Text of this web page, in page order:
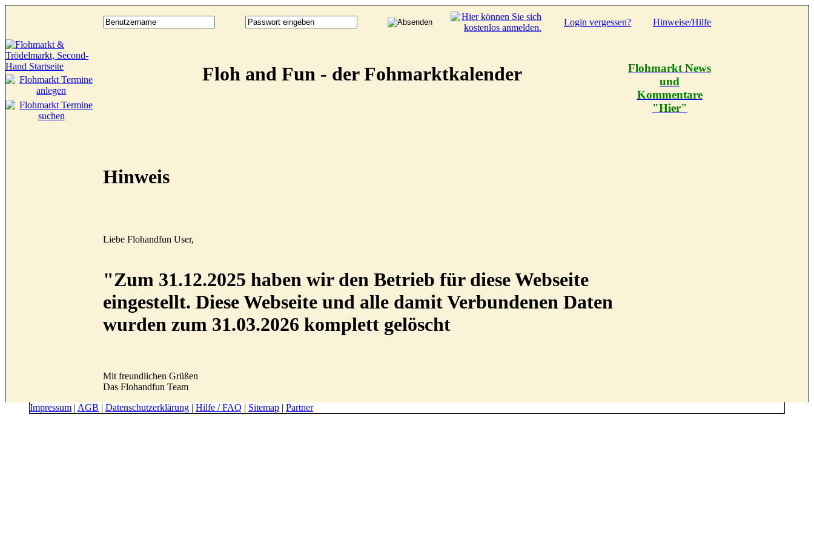
Login vergessen? Hinweise/Hilfe
Floh and Fun - der Fohmarktkalender
Hinweis
Liebe Flohandfun User,
"Zum 31.12.2025 haben wir den Betrieb für diese Webseite
eingestellt. Diese Webseite und alle damit Verbundenen Daten
wurden zum 31.03.2026 komplett gelöscht
Mit freundlichen Grüßen
Das Flohandfun Team
Flohmarkt News
und
Kommentare
"Hier"
Impressum | AGB | Datenschutzerklärung | Hilfe / FAQ | Sitemap | Partner